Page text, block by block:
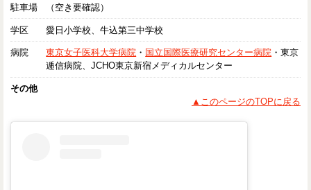
駐車場 （空き要確認）
学区 愛日小学校、牛込第三中学校
病院 東京女子医科大学病院 ・ 国立国際医療研究センター病院 ・東京
逓信病院、JCHO東京新宿メディカルセンター
その他
▲このページのTOPに戻る